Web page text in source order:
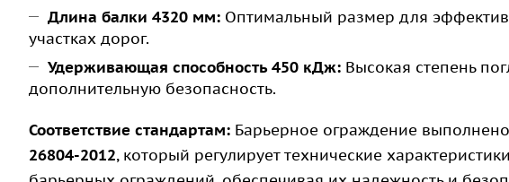
Длина балки 4320 мм: Оптимальный размер для
участках дорог.
Удерживающая способность 450 кДж: Высокая степень
дополнительную безопасность.
Соответствие стандартам: Барьерное ограждение
26804-2012, который регулирует технические